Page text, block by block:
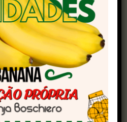
bilateral não petrolífero
Unidos e o Brasil
o que demonstra a
de nossos laços
que este é apenas o
é expandir
de comércio, os
a colaboração